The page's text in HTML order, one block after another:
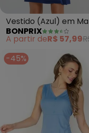
Vestido (Azul) em
de Viscose
BONPRIX
A partir deR$ 57,99
-45%